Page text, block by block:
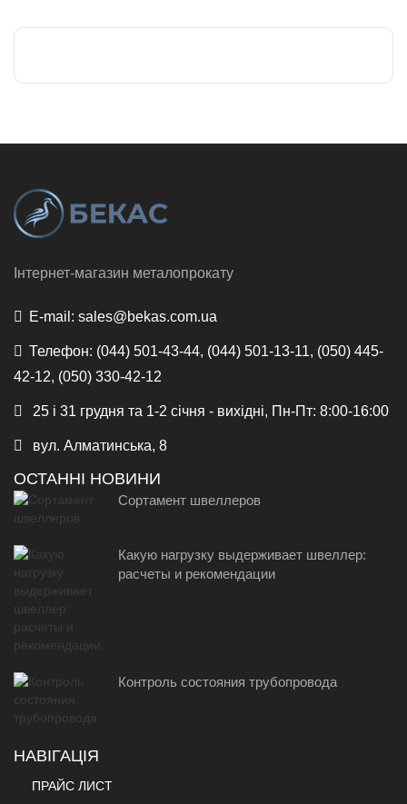
Інтернет-магазин металопрокату
E-mail: sales@bekas.com.ua
Телефон: (044) 501-43-44, (044) 501-13-11, (050) 445-
42-12, (050) 330-42-12
25 і 31 грудня та 1-2 січня - вихідні, Пн-Пт: 8:00-16:00
вул. Алматинська, 8
ОСТАННІ НОВИНИ
Сортамент швеллеров
Какую нагрузку выдерживает швеллер:
расчеты и рекомендации
Контроль состояния трубопровода
НАВІГАЦІЯ
ПРАЙС ЛИСТ